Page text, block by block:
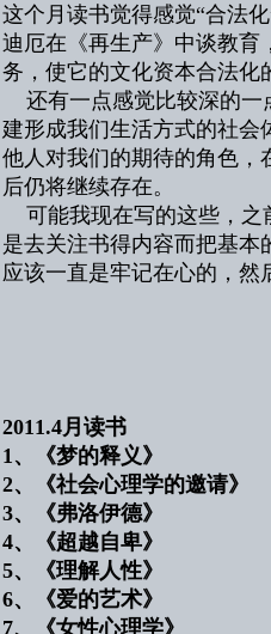
这个月读书觉得感觉“合法
迪厄在《再生产》中谈教育
务，使它的文化资本合法化
还有一点感觉比较深的一
建形成我们生活方式的社会
他人对我们的期待的角色，
后仍将继续存在。
可能我现在写的这些，之
是去关注书得内容而把基本
应该一直是牢记在心的，然
2011.4月读书
1、《梦的释义
2、《社会心理学的邀
3、《弗洛伊德》
4、《超越自卑
5、《理解人性
6、《爱的艺术
7、《女性心理学》